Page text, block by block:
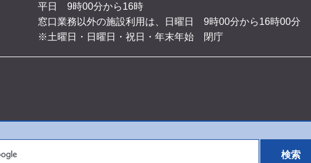
平日 9時00分から16時
窓口業務以外の施設利用は、日曜日 9時00分から16時00分
※土曜日・日曜日・祝日・年末年始 閉庁